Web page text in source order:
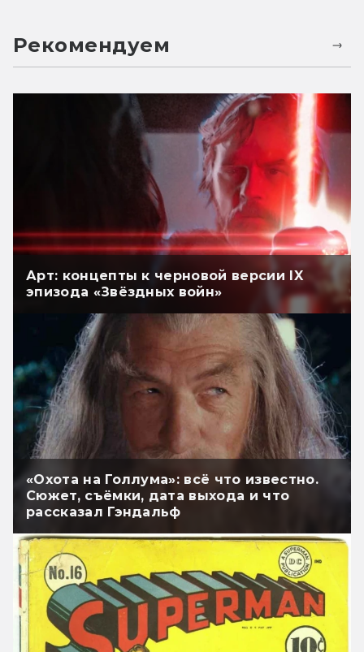
Рекомендуем
Арт: концепты к черновой версии IX
эпизода «Звёздных войн»
«Охота на Голлума»: всё что известно.
Сюжет, съёмки, дата выхода и что
рассказал Гэндальф